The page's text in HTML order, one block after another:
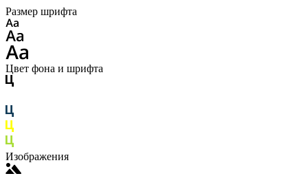
Размер шрифта
Цвет фона и шрифта
Изображения